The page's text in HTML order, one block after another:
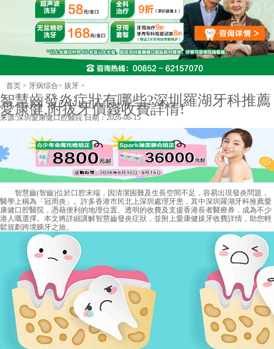
首页 > 牙病综合> 拔牙 >
智慧齒發炎症狀有哪些?深圳羅湖牙科推薦
愛康健,附拔牙價錢收費詳情!
来源:深圳愛康健口腔醫院日期：2026-06-15
智慧齒(智齒)位於口腔末端，因清潔困難及生長空間不足，容易出現發炎問題，
醫學上稱為「冠周炎」。許多香港市民北上深圳處理牙患，其中深圳羅湖牙科推薦愛
康健口腔醫院，憑藉便利的地理位置、透明的收費及支援香港長者醫療券，成為不少
港人嘅選擇。本文將詳細講解智慧齒發炎症狀，並附上愛康健拔牙收費詳情，助您輕
鬆規劃跨境睇牙之旅。